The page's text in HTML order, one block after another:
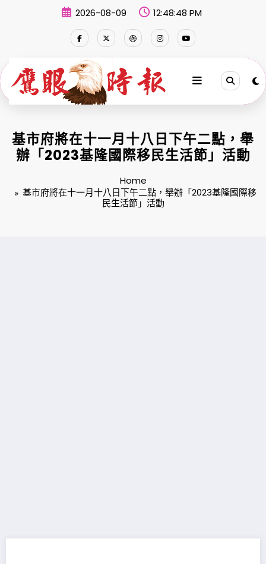
2026-08-09 12:48:49 PM
基市府將在十一月十八日下午二點，舉
辦「2023基隆國際移民生活節」活動
Home
基市府將在十一月十八日下午二點，舉辦「2023基隆國際移
民生活節」活動